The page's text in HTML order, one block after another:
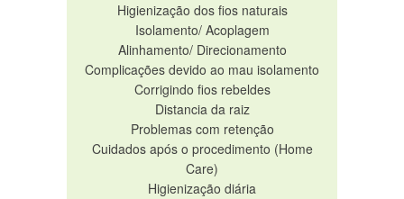
Higienização dos fios naturais
Isolamento/ Acoplagem
Alinhamento/ Direcionamento
Complicações devido ao mau isolamento
Corrigindo fios rebeldes
Distancia da raiz
Problemas com retenção
Cuidados após o procedimento (Home
Care)
Higienização diária